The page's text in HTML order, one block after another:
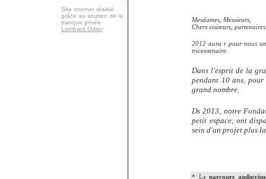
Site internet réalisé
grâce au soutien de la
banque privée
Lombard Odier
Mesdames, Messieurs,
Chers visiteurs,
2012 aura t pour nous
tricentenaire.
Dans l'esprit de la
pendant 10 ans,
grand nombre.
Ds 2013, notre
petit espace, ont
sein d'un projet plus
* Leparcours